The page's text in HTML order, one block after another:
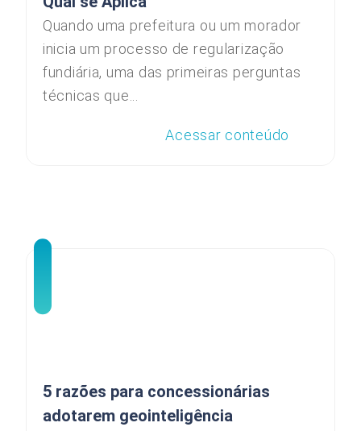
Quando uma prefeitura ou um morador
inicia um processo de regularização
fundiária, uma das primeiras perguntas
técnicas que...
Acessar conteúdo
5 razões para concessionárias
adotarem geointeligência